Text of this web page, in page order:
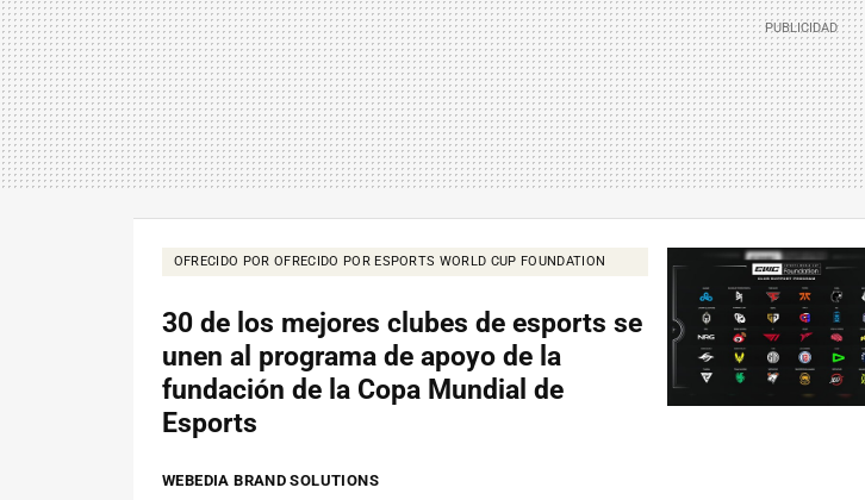
OFRECIDO POR OFRECIDO POR ESPORTS WORLD CUP FOUNDATION
30 de los mejores clubes de esports se
unen al programa de apoyo de la
fundación de la Copa Mundial de
Esports
WEBEDIA BRAND SOLUTIONS